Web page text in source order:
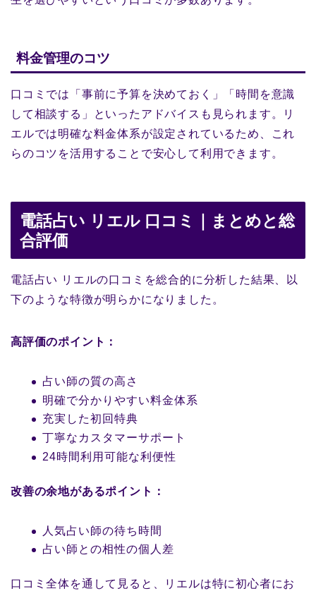
料金管理のコツ
口コミでは「事前に予算を決めておく」「時間を意識
して相談する」といったアドバイスも見られます。リ
エルでは明確な料金体系が設定されているため、これ
らのコツを活用することで安心して利用できます。
電話占い リエル 口コミ｜まとめと総
合評価
電話占い リエルの口コミを総合的に分析した結果、以
下のような特徴が明らかになりました。
高評価のポイント：
占い師の質の高さ
明確で分かりやすい料金体系
充実した初回特典
丁寧なカスタマーサポート
24時間利用可能な利便性
改善の余地があるポイント：
人気占い師の待ち時間
占い師との相性の個人差
口コミ全体を通して見ると、リエルは特に初心者にお